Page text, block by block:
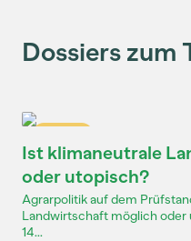
Dossiers zum
Ist klimaneutrale
oder utopisch?
Agrarpolitik auf dem
Landwirtschaft möglich oder
14...